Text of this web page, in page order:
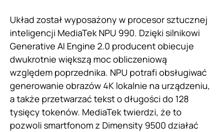
Układ został wyposażony w procesor sztucznej
inteligencji MediaTek NPU 990. Dzięki silnikowi
Generative AI Engine 2.0 producent obiecuje
dwukrotnie większą moc obliczeniową
względem poprzednika. NPU potrafi obsługiwać
generowanie obrazów 4K lokalnie na urządzeniu,
a także przetwarzać tekst o długości do 128
tysięcy tokenów. MediaTek twierdzi, że to
pozwoli smartfonom z Dimensity 9500 działać